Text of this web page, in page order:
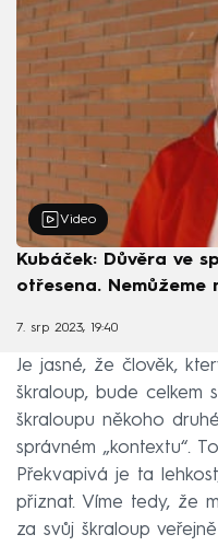
Video
Kubáček: Důvěra ve
otřesena. Nemůžeme
7. srp 2023, 19:40
Je jasné, že člověk,
škraloup, bude celkem
škraloupu někoho
správném „kontextu“.
Překvapivá je ta
přiznat. Víme tedy, že
za svůj škraloup